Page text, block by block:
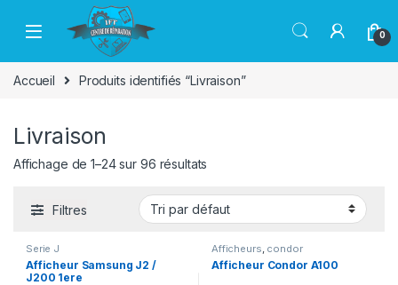
Passer à la navigation
Aller au contenu
0
Accueil Produits identifiés “Livraison”
Livraison
Affichage de 1–24 sur 96 résultats
Filtres
Serie J
Afficheur Samsung J2 /
J200 1ere
Afficheurs, condor
Afficheur Condor A100